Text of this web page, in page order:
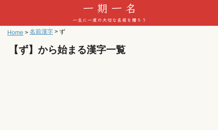
Home > 名前漢字 > ず
【ず】から始まる漢字一覧